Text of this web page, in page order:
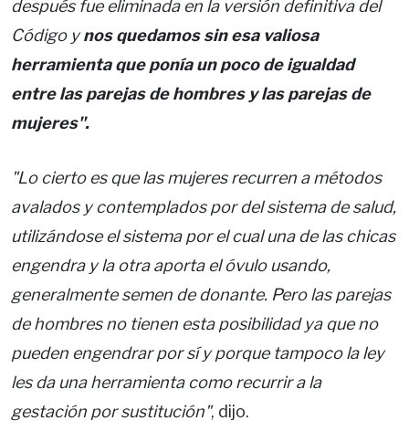
después fue eliminada en la versión definitiva del
Código ynos quedamos sin esa valiosa
herramienta que ponía un poco de igualdad
entre las parejas de hombres y las parejas de
mujeres".
"Lo cierto es que las mujeres recurren a métodos
avalados y contemplados por del sistema de salud,
utilizándose el sistema por el cual una de las chicas
engendra y la otra aporta el óvulo usando,
generalmente semen de donante. Pero las parejas
de hombres no tienen esta posibilidad ya que no
pueden engendrar por sí y porque tampoco la ley
les da una herramienta como recurrir a la
gestación por sustitución", dijo.